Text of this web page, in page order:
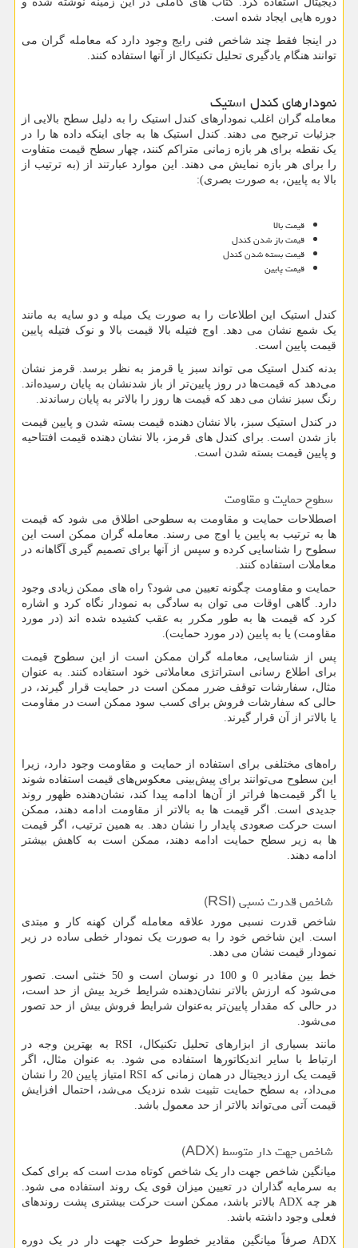
دوره هایی ایجاد شده است.
در اینجا فقط چند شاخص فنی رایج وجود دارد که معامله گران می
توانند هنگام یادگیری تحلیل تکنیکال از آنها استفاده کنند.
نمودارهای کندل استیک
معامله گران اغلب نمودارهای کندل استیک را به دلیل سطح بالایی از
جزئیات ترجیح می دهند. کندل استیک ها به جای اینکه داده ها را در
یک نقطه برای هر بازه زمانی متراکم کنند، چهار سطح قیمت متفاوت
را برای هر بازه نمایش می دهند. این موارد عبارتند از (به ترتیب از
بالا به پایین، به صورت بصری):
قیمت بالا
قیمت باز شدن کندل
قیمت بسته شدن کندل
قیمت پایین
کندل استیک این اطلاعات را به صورت یک میله و دو سایه به مانند
یک شمع نشان می دهد. اوج فتیله بالا قیمت بالا و نوک فتیله پایین
قیمت پایین است.
بدنه کندل استیک می تواند سبز یا قرمز به نظر برسد. قرمز نشان
می‌دهد که قیمت‌ها در روز پایین‌تر از باز شدنشان به پایان رسیده‌اند.
رنگ سبز نشان می دهد که قیمت ها روز را بالاتر به پایان رساندند.
در کندل استیک سبز، بالا نشان دهنده قیمت بسته شدن و پایین قیمت
باز شدن است. برای کندل های قرمز، بالا نشان دهنده قیمت افتتاحیه
و پایین قیمت بسته شدن است.
سطوح حمایت و مقاومت
اصطلاحات حمایت و مقاومت به سطوحی اطلاق می شود که قیمت
ها به ترتیب به پایین یا اوج می رسند. معامله گران ممکن است این
سطوح را شناسایی کرده و سپس از آنها برای تصمیم گیری آگاهانه در
معاملات استفاده کنند.
حمایت و مقاومت چگونه تعیین می شود؟ راه های ممکن زیادی وجود
دارد. گاهی اوقات می توان به سادگی به نمودار نگاه کرد و اشاره
کرد که قیمت ها به طور مکرر به عقب کشیده شده اند (در مورد
مقاومت) یا به پایین (در مورد حمایت).
پس از شناسایی، معامله گران ممکن است از این سطوح قیمت
برای اطلاع رسانی استراتژی معاملاتی خود استفاده کنند. به عنوان
مثال، سفارشات توقف ضرر ممکن است در حمایت قرار گیرند، در
حالی که سفارشات فروش برای کسب سود ممکن است در مقاومت
یا بالاتر از آن قرار گیرند.
راه‌های مختلفی برای استفاده از حمایت و مقاومت وجود دارد، زیرا
این سطوح می‌توانند برای پیش‌بینی معکوس‌های قیمت استفاده شوند
یا اگر قیمت‌ها فراتر از آن‌ها ادامه پیدا کند، نشان‌دهنده ظهور روند
جدیدی است. اگر قیمت ها به بالاتر از مقاومت ادامه دهند، ممکن
است حرکت صعودی پایدار را نشان دهد. به همین ترتیب، اگر قیمت
ها به زیر سطح حمایت ادامه دهند، ممکن است به کاهش بیشتر
ادامه دهند.
شاخص قدرت نسبی (RSI
)
شاخص قدرت نسبی مورد علاقه معامله گران کهنه کار و مبتدی
است. این شاخص خود را به صورت یک نمودار خطی ساده در زیر
نمودار قیمت نشان می دهد.
خط بین مقادیر 0 و 100 در نوسان است و 50 خنثی است. تصور
می‌شود که ارزش بالاتر نشان‌دهنده شرایط خرید بیش از حد است،
در حالی که مقدار پایین‌تر به‌عنوان شرایط فروش بیش از حد تصور
می‌شود.
مانند بسیاری از ابزارهای تحلیل تکنیکال، RSI به بهترین وجه در
ارتباط با سایر اندیکاتورها استفاده می شود. به عنوان مثال، اگر
قیمت یک ارز دیجیتال در همان زمانی که RSI
امتیاز پایین 20 را نشان
می‌داد، به سطح حمایت تثبیت شده نزدیک می‌شد، احتمال افزایش
قیمت آتی می‌تواند بالاتر از حد معمول باشد.
شاخص جهت دار متوسط ​​(ADX
)
میانگین شاخص جهت دار یک شاخص کوتاه مدت است که برای کمک
به سرمایه گذاران در تعیین میزان قوی یک روند استفاده می شود.
هر چه ADXبالاتر باشد، ممکن است حرکت بیشتری پشت روندهای
فعلی وجود داشته باشد.
ADX صرفاً میانگین مقادیر خطوط حرکت جهت دار در یک دوره